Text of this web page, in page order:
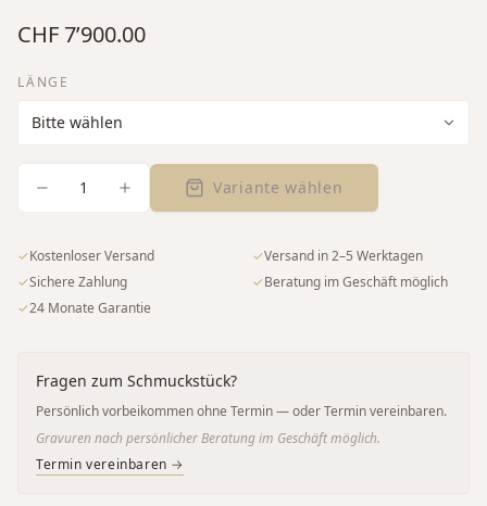
CHF 7’900.00
LÄNGE
1 Variante wählen
✓Kostenloser Versand ✓Versand in 2–5 Werktagen
✓Sichere Zahlung ✓Beratung im Geschäft möglich
✓24 Monate Garantie
Fragen zum Schmuckstück?
Persönlich vorbeikommen ohne Termin — oder Termin vereinbaren.
Gravuren nach persönlicher Beratung im Geschäft möglich.
Termin vereinbaren →